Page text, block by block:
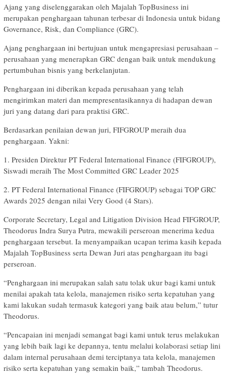
Ajang yang diselenggarakan oleh Majalah TopBusiness ini
merupakan penghargaan tahunan terbesar di Indonesia untuk bidang
Governance, Risk, dan Compliance (GRC).
Ajang penghargaan ini bertujuan untuk mengapresiasi perusahaan –
perusahaan yang menerapkan GRC dengan baik untuk mendukung
pertumbuhan bisnis yang berkelanjutan.
Penghargaan ini diberikan kepada perusahaan yang telah
mengirimkan materi dan mempresentasikannya di hadapan dewan
juri yang datang dari para praktisi GRC.
Berdasarkan penilaian dewan juri, FIFGROUP meraih dua
penghargaan. Yakni:
1. Presiden Direktur PT Federal International Finance (FIFGROUP),
Siswadi meraih The Most Committed GRC Leader 2025
2. PT Federal International Finance (FIFGROUP) sebagai TOP GRC
Awards 2025 dengan nilai Very Good (4 Stars).
Corporate Secretary, Legal and Litigation Division Head FIFGROUP,
Theodorus Indra Surya Putra, mewakili perseroan menerima kedua
penghargaan tersebut. Ia menyampaikan ucapan terima kasih kepada
Majalah TopBusiness serta Dewan Juri atas penghargaan itu bagi
perseroan.
“Penghargaan ini merupakan salah satu tolak ukur bagi kami untuk
menilai apakah tata kelola, manajemen risiko serta kepatuhan yang
kami lakukan sudah termasuk kategori yang baik atau belum,” tutur
Theodorus.
“Pencapaian ini menjadi semangat bagi kami untuk terus melakukan
yang lebih baik lagi ke depannya, tentu melalui kolaborasi setiap lini
dalam internal perusahaan demi terciptanya tata kelola, manajemen
risiko serta kepatuhan yang semakin baik,” tambah Theodorus.